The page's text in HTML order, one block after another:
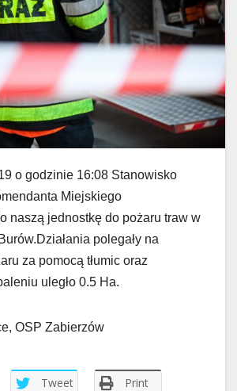
o godzinie 16:08 Stanowisko
Miejskiego
naszą jednostkę do pożaru traw w
polegały na
za pomocą tłumic oraz
uległo 0.5 Ha.
OSP Zabierzów
Tweet Print